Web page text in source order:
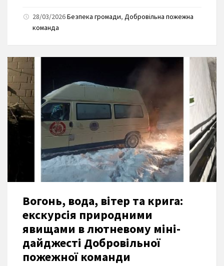
28/03/2026Безпека громади, Добровільна пожежна
команда
Вогонь, вода, вітер та крига:
екскурсія природними
явищами в лютневому міні-
дайджесті Добровільної
пожежної команди